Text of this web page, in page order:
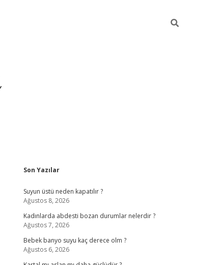
Sidebar
Son Yazılar
Suyun üstü neden kapatılır ?
Ağustos 8, 2026
Kadınlarda abdesti bozan durumlar nelerdir ?
Ağustos 7, 2026
Bebek banyo suyu kaç derece olm ?
Ağustos 6, 2026
deneme bonusu veren bahis siteleri